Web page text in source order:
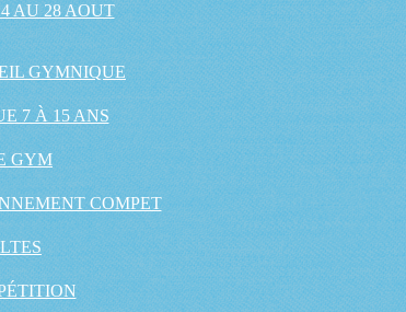
AU 28 AOUT
GYMNIQUE
7 À 15 ANS
GYM
COMPET